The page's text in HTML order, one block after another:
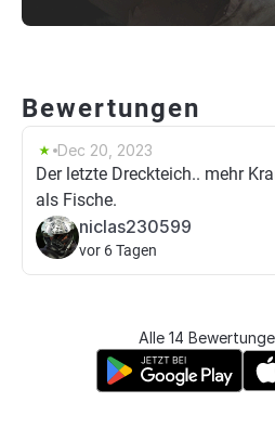
Bewertungen
Dec 20, 2023
Der letzte Dreckteich.. mehr
als Fische.
niclas230599
vor 6 Tagen
Alle 14